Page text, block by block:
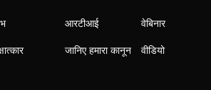
आरटीआई
जानिए हमारा कानून
वेबिनार
वीडियो